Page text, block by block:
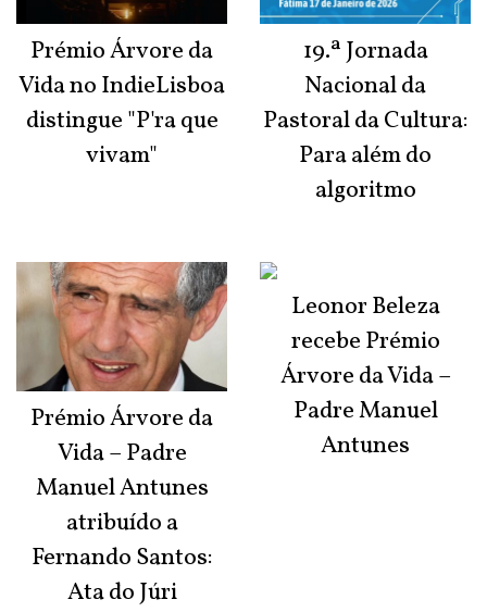
Prémio Árvore da
Vida no IndieLisboa
distingue "P'ra que
vivam"
Prémio Árvore da
Vida – Padre
Manuel Antunes
atribuído a
Fernando Santos:
Ata do Júri
19.ª Jornada
Nacional da
Pastoral da Cultura:
Para além do
algoritmo
Leonor Beleza
recebe Prémio
Árvore da Vida –
Padre Manuel
Antunes